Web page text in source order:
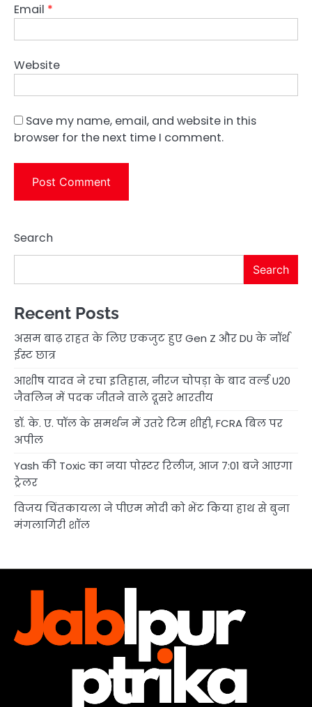
Email *
Website
Save my name, email, and website in this
browser for the next time I comment.
Search
Search
Recent Posts
असम बाढ़ राहत के लिए एकजुट हुए Gen Z और DU के नॉर्थ
ईस्ट छात्र
आशीष यादव ने रचा इतिहास, नीरज चोपड़ा के बाद वर्ल्ड U20
जैवलिन में पदक जीतने वाले दूसरे भारतीय
डॉ. के. ए. पॉल के समर्थन में उतरे टिम शीही, FCRA बिल पर
अपील
Yash की Toxic का नया पोस्टर रिलीज, आज 7:01 बजे आएगा
ट्रेलर
विजय चिंतकायला ने पीएम मोदी को भेंट किया हाथ से बुना
मंगलागिरी शॉल